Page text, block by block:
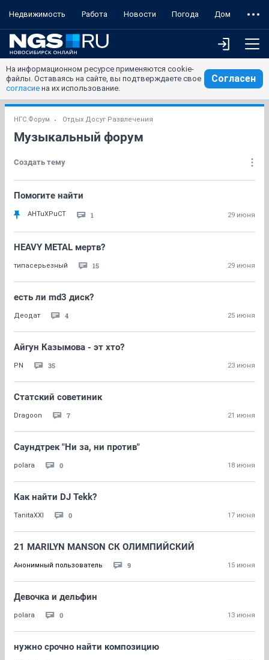
Недвижимость Работа Новости Погода Дом
На информационном ресурсе применяются cookie-
файлы. Оставаясь на сайте, вы подтверждаете свое
согласие на их использование.
Согласен
НГС.Форум Отдых Досуг Развлечения
Музыкальный форум
Создать тему
Помогите найти
AHTuXPuCT 1 29 июня
HEAVY METAL мертв?
типасерьезный 15 29 июня
есть ли md3 диск?
Деодат 4 25 июня
Айгун Казымова - эт хто?
PN 35 23 июня
Статский советиник
Dragoon 7 21 июня
Саундтрек "Ни за, ни против"
polara 0 18 июня
Как найти DJ Tekk?
TanitaXXI 0 17 июня
21 MARILYN MANSON СК ОЛИМПИЙСКИЙ
Анонимный пользователь 9 15 июня
Девочка и дельфин
polara 0 13 июня
нужно срочно найти композицию